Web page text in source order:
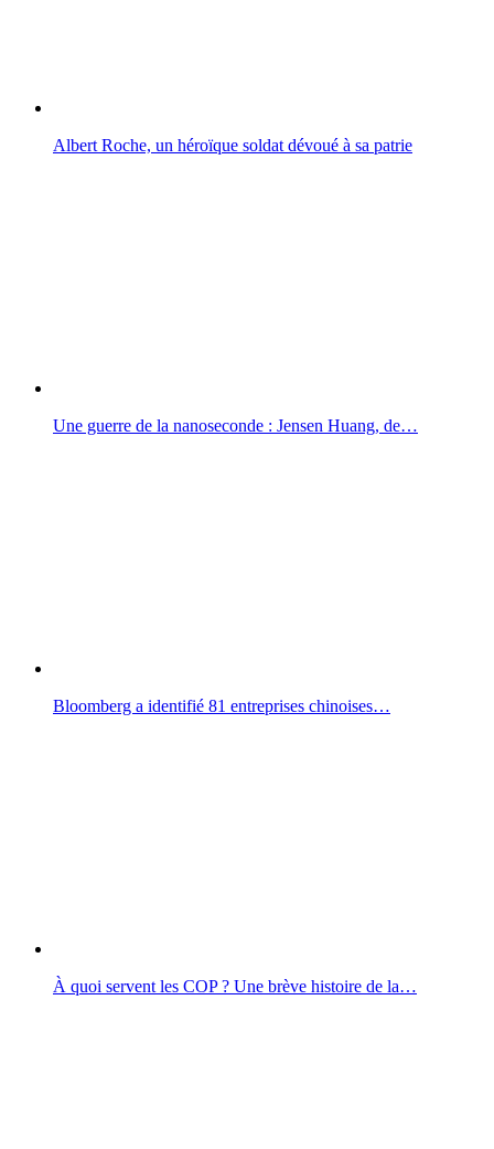
Albert Roche, un héroïque soldat dévoué à sa patrie
Une guerre de la nanoseconde : Jensen Huang, de…
Bloomberg a identifié 81 entreprises chinoises…
À quoi servent les COP ? Une brève histoire de la…